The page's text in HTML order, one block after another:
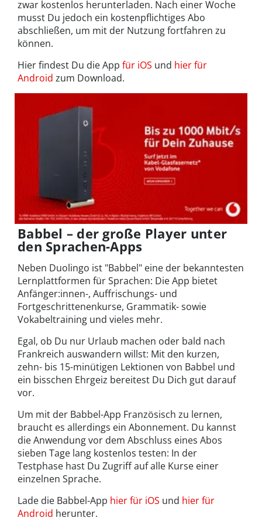
zwar kostenlos herunterladen. Nach einer Woche
musst Du jedoch ein kostenpflichtiges Abo
abschließen, um mit der Nutzung fortfahren zu
können.
Hier findest Du die App für iOS und hier für
Android zum Download.
Babbel – der große Player unter
den Sprachen-Apps
Neben Duolingo ist "Babbel" eine der bekanntesten
Lernplattformen für Sprachen: Die App bietet
Anfänger:innen-, Auffrischungs- und
Fortgeschrittenenkurse, Grammatik- sowie
Vokabeltraining und vieles mehr.
Egal, ob Du nur Urlaub machen oder bald nach
Frankreich auswandern willst: Mit den kurzen,
zehn- bis 15-minütigen Lektionen von Babbel und
ein bisschen Ehrgeiz bereitest Du Dich gut darauf
vor.
Um mit der Babbel-App Französisch zu lernen,
braucht es allerdings ein Abonnement. Du kannst
die Anwendung vor dem Abschluss eines Abos
sieben Tage lang kostenlos testen: In der
Testphase hast Du Zugriff auf alle Kurse einer
einzelnen Sprache.
Lade die Babbel-App hier für iOS und hier für
Android herunter.